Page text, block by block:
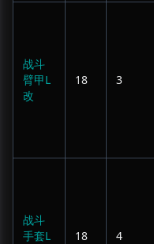
战斗
臂甲L
改
18 3
战斗
手套L
18 4